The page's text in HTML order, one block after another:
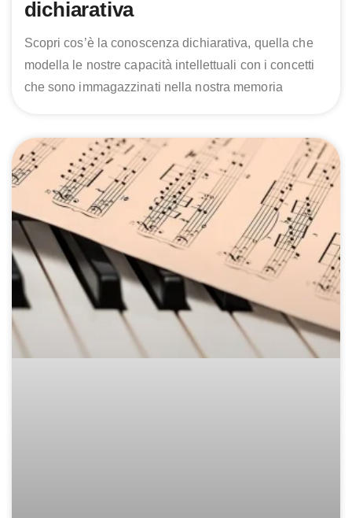
dichiarativa
Scopri cos’è la conoscenza dichiarativa, quella che
modella le nostre capacità intellettuali con i concetti
che sono immagazzinati nella nostra memoria